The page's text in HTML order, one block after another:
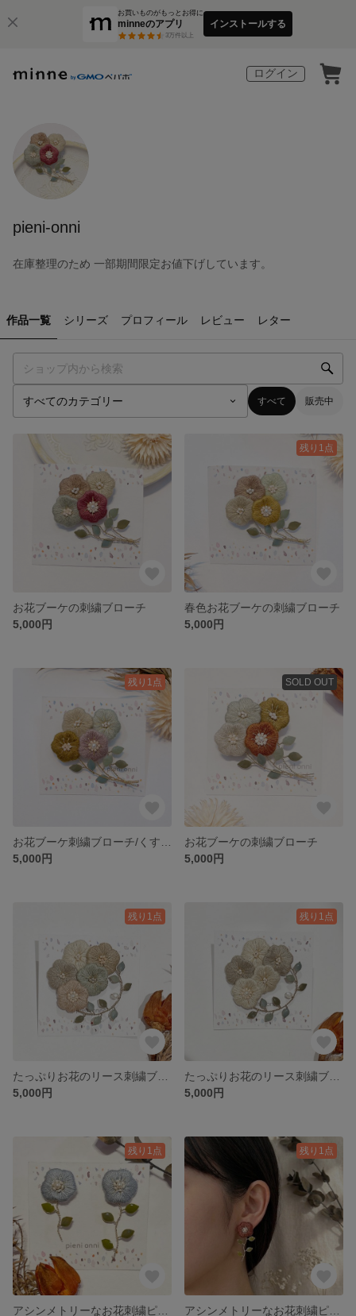
お買いものがもっとお得に
minneのアプリ
3万件以上
インストールする
ログイン
pieni-onni
在庫整理のため 一部期間限定お値下げしています。
作品一覧 シリーズ プロフィール レビュー レター
すべて 販売中
お花ブーケの刺繍ブローチ
5,000円
残り1点
春色お花ブーケの刺繍ブローチ
5,000円
残り1点
5,000円
SOLD OUT
お花ブーケの刺繍ブローチ
5,000円
残り1点
5,000円
残り1点
5,000円
残り1点 残り1点